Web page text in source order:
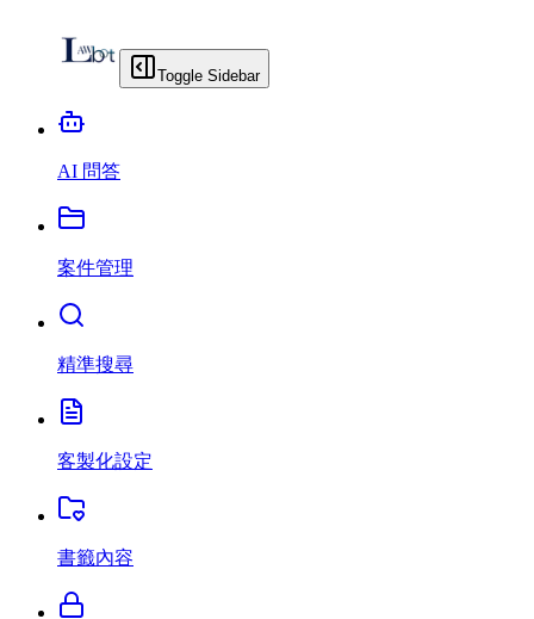
Toggle Sidebar
AI 問答
案件管理
精準搜尋
客製化設定
書籤內容